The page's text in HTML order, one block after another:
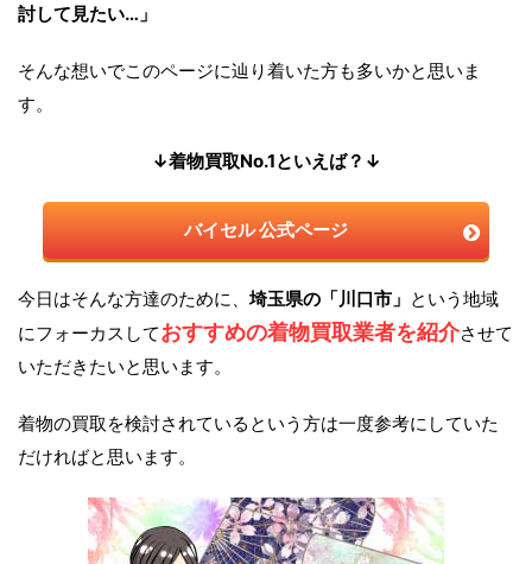
討して見たい…」
そんな想いでこのページに辿り着いた方も多いかと思いま
す。
↓着物買取No.1といえば？↓
バイセル 公式ページ
今日はそんな方達のために、埼玉県の「川口市」 という地域
にフォーカスしておすすめの着物買取業者を紹介させて
いただきたいと思います。
着物の買取を検討されているという方は一度参考にしていた
だければと思います。